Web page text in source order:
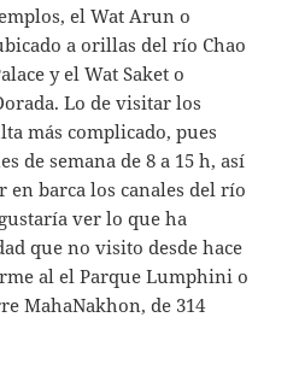
el Wat Arun o
a orillas del río Chao
y el Wat Saket o
Lo de visitar los
más complicado, pues
de semana de 8 a 15 h, así
barca los canales del río
ver lo que ha
que no visito desde hace
al el Parque Lumphini o
MahaNakhon, de 314